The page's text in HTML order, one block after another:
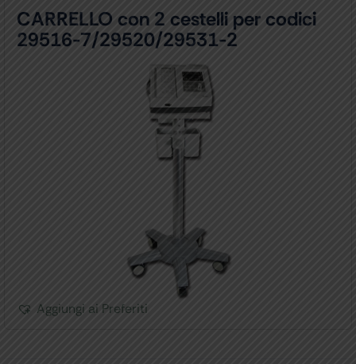
CARRELLO con 2 cestelli per codici
29516-7/29520/29531-2
Aggiungi ai Preferiti